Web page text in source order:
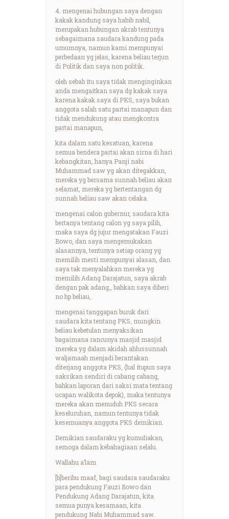
4. mengenai hubungan saya dengan
kakak kandung saya habib nabil,
merupakan hubungan akrab tentunya
sebagaimana saudara kandung pada
umumnya, namun kami mempunyai
perbedaan yg jelas, karena beliau terjun
di Politik dan saya non politik.
oleh sebab itu saya tidak menginginkan
anda mengaitkan saya dg kakak saya
karena kakak saya di PKS, saya bukan
anggota salah satu partai manapun dan
tidak mendukung atau mengkontra
partai manapun,
kita dalam satu kesatuan, karena
semua bendera partai akan sirna di hari
kebangkitan, hanya Panji nabi
Muhammad saw yg akan ditegakkan,
mereka yg bersama sunnah beliau akan
selamat, mereka yg bertentangan dg
sunnah beliau saw akan celaka.
mengenai calon gubernur, saudara kita
bertanya tentang calon yg saya pilih,
maka saya dg jujur mengatakan Fauzi
Bowo, dan saya mengemukakan
alasannya, tentunya setiap orang yg
memilih mesti mempunyai alasan, dan
saya tak menyalahkan mereka yg
memilih Adang Darajatun, saya akrab
dengan pak adang,, bahkan saya diberi
no hp beliau,
mengenai tanggapan buruk dari
saudara kita tentang PKS, mungkin
beliau kebetulan menyaksikan
bagaimana rancunya masjid masjid
mereka yg dalam akidah ahlussunnah
waljamaah menjadi berantakan
diterjang anggota PKS, (hal itupun saya
saksikan sendiri di cabang cabang,
bahkan laporan dari saksi mata tentang
ucapan walikota depok), maka tentunya
mereka akan menuduh PKS secara
keseluruhan, namun tentunya tidak
kesemuanya anggota PKS demikian.
Demikian saudaraku yg kumuliakan,
semoga dalam kebahagiaan selalu.
Wallahu a’lam
[b]beribu maaf, bagi saudara saudaraku
para pendukung Fauzi Bowo dan
Pendukung Adang Darajatun, kita
semua punya kesamaan, kita
pendukung Nabi Muhammad saw.